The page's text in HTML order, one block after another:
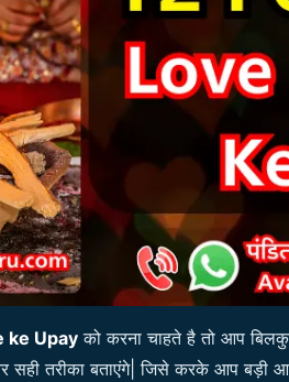
ke Upay को करना चाहते है तो आप
सही तरीका बताएंगे| जिसे करके आप बड़ी